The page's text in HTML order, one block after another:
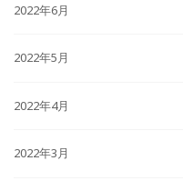
2022年6月
2022年5月
2022年4月
2022年3月